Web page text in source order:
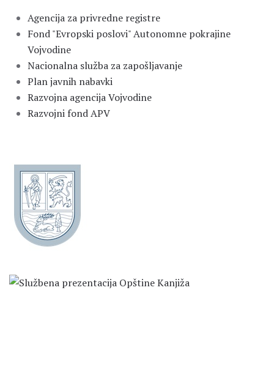
Agencija za privredne registre
Fond "Evropski poslovi" Autonomne pokrajine
Vojvodine
Nacionalna služba za zapošljavanje
Plan javnih nabavki
Razvojna agencija Vojvodine
Razvojni fond APV